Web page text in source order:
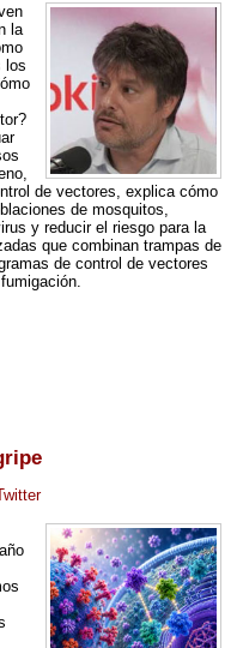
la
los
de vectores, explica cómo
de mosquitos,
y reducir el riesgo para la
que combinan trampas de
de control de vectores